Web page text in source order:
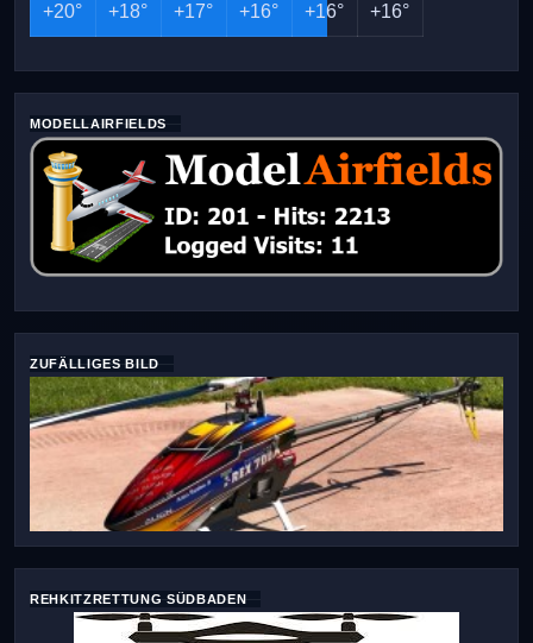
+20° +18° +17° +16° +16° +16°
MODELLAIRFIELDS
ZUFÄLLIGES BILD
REHKITZRETTUNG SÜDBADEN